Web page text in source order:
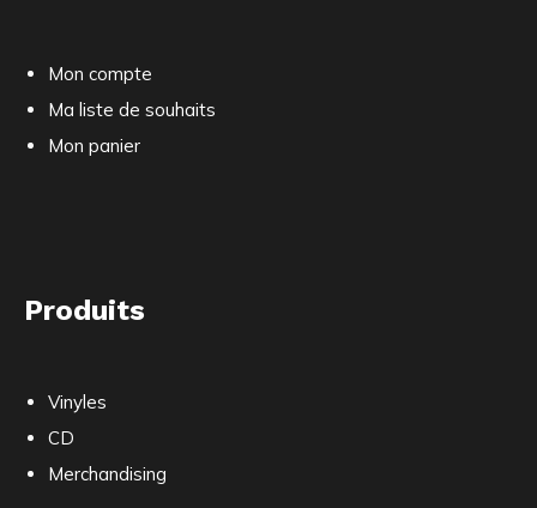
Mon compte
Ma liste de souhaits
Mon panier
Produits
Vinyles
CD
Merchandising